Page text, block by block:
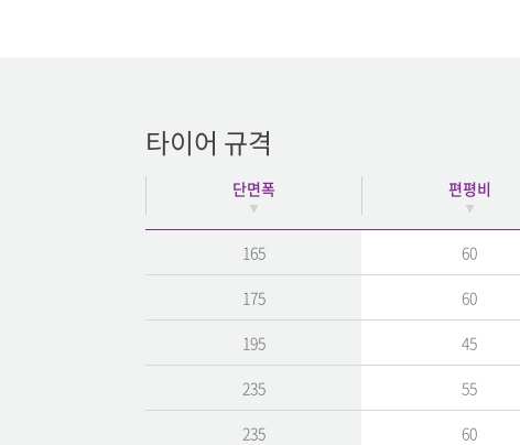
타이어 규격
단면폭 편평비
165 60
175 60
195 45
235 55
235 60